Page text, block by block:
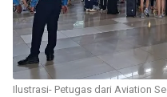
Ilustrasi- Petugas dari Aviation